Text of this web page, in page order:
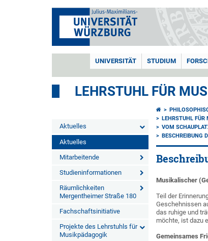
UNIVERSITÄT STUDIUM
LEHRSTUHL FÜR
Aktuelles
Aktuelles
Mitarbeitende
Studieninformationen
Räumlichkeiten
Mergentheimer Straße 180
Fachschaftsinitiative
Projekte des Lehrstuhls für
Musikpädagogik
LEHRSTUHL FÜR
VOM
BESCHREIBUNG
Musikalischer
Teil der
Geschehnissen
das ruhige und
möchte, ist dazu
Gemeinsames